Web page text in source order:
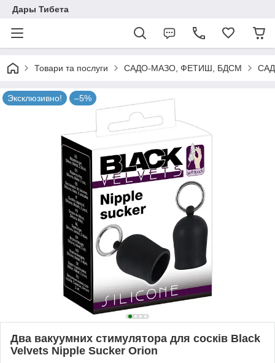
Дары Тибета
Товари та послуги САДО-МАЗО, ФЕТИШ, БДСМ
Эксклюзивно! –5%
Два вакуумних стимулятора для сосків Black
Velvets Nipple Sucker Orion